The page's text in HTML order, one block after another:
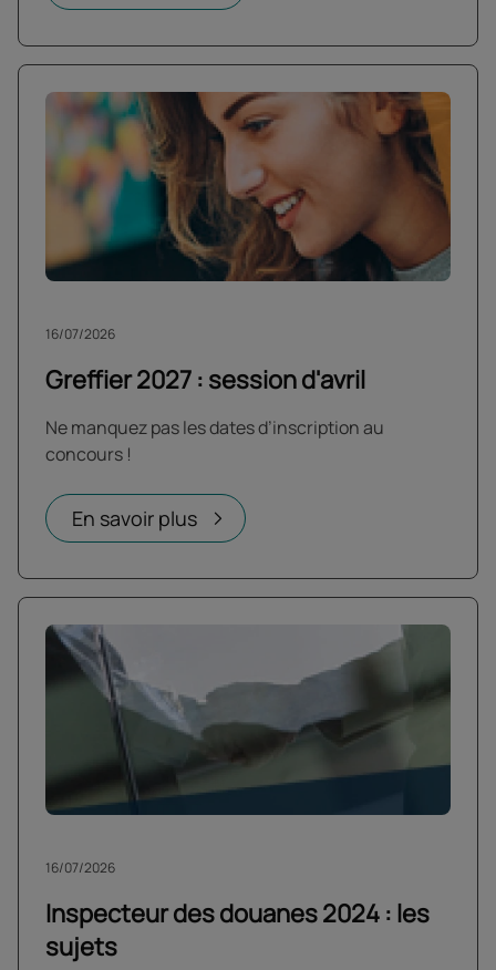
Greffier 2027 : session d'avril
16/07/2026
Ne manquez pas les dates d’inscription au
concours !
En savoir plus
Inspecteur des douanes 2024 : les
sujets
16/07/2026